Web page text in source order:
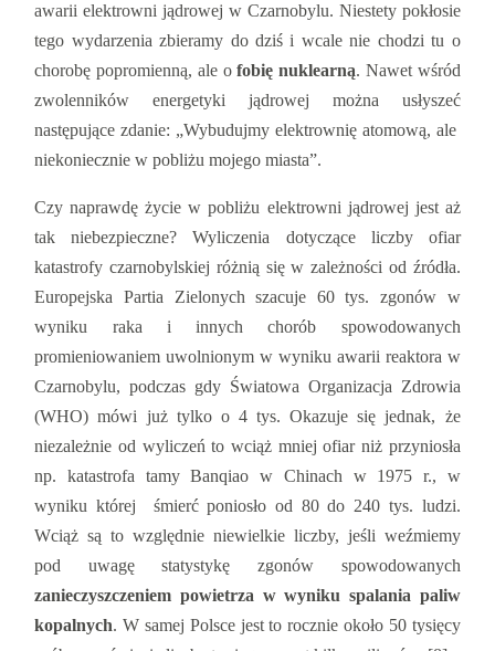
awarii elektrowni jądrowej w Czarnobylu. Niestety pokłosie
tego wydarzenia zbieramy do dziś i wcale nie chodzi tu o
chorobę popromienną, ale ofobię nuklearną. Nawet wśród
zwolenników energetyki jądrowej można usłyszeć
następujące zdanie: „Wybudujmy elektrownię atomową, ale
niekoniecznie w pobliżu mojego miasta”.
Czy naprawdę życie w pobliżu elektrowni jądrowej jest aż
tak niebezpieczne? Wyliczenia dotyczące liczby ofiar
katastrofy czarnobylskiej różnią się w zależności od źródła.
Europejska Partia Zielonych szacuje 60 tys. zgonów w
wyniku raka i innych chorób spowodowanych
promieniowaniem uwolnionym w wyniku awarii reaktora w
Czarnobylu, podczas gdy Światowa Organizacja Zdrowia
(WHO) mówi już tylko o 4 tys. Okazuje się jednak, że
niezależnie od wyliczeń to wciąż mniej ofiar niż przyniosła
np. katastrofa tamy Banqiao w Chinach w 1975 r., w
wyniku której śmierć poniosło od 80 do 240 tys. ludzi.
Wciąż są to względnie niewielkie liczby, jeśli weźmiemy
pod uwagę statystykę zgonów spowodowanych
zanieczyszczeniem powietrza w wyniku spalania paliw
kopalnych. W samej Polsce jest to rocznie około 50 tysięcy